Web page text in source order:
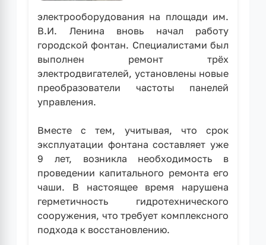
электрооборудования на площади им.
В.И. Ленина вновь начал работу
городской фонтан. Специалистами был
выполнен ремонт трёх
электродвигателей, установлены новые
преобразователи частоты панелей
управления.
Вместе с тем, учитывая, что срок
эксплуатации фонтана составляет уже
9 лет, возникла необходимость в
проведении капитального ремонта его
чаши. В настоящее время нарушена
герметичность гидротехнического
сооружения, что требует комплексного
подхода к восстановлению.